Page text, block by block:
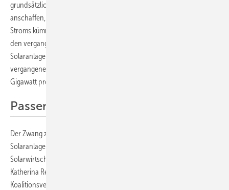
grundsätzlich eine solche Investition vorhaben, eine Solaranlage
anschaffen, wenn sie sich um die Vermarktung des überschüssigen
Stroms kümmern müssten. Die Einschnitte treffen auf eine ohnehin in
den vergangenen zwei Jahren stark rückläufige Nachfrage nach
Solaranlagen im Heimsegment. Dieses Marktsegment ging in den
vergangenen zwei Jahren von rund acht Gigawatt auf etwa fünf
Gigawatt pro Jahr zurück.
Passende Prozesse fehlen
Der Zwang zur Direktvermarktung von Überschussstrom aus kleinen
Solaranlagen würde wiederum zehntausende Arbeitsplätze in der
Solarwirtschaft gefährden. Deshalb appelliert Carsten Körnig an
Katherina Reiche, von den Plänen Abstand zu nehmen, die nicht vom
Koalitionsvertrag gedeckt sind. Zumindest so lange, bis die anderen